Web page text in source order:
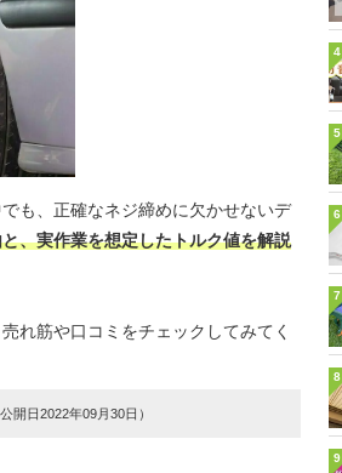
も、正確なネジ締めに欠かせないデ
、実作業を想定したトルク値を解説
れ筋や口コミをチェックしてみてく
開日2022年09月30日）
4
5
6
7
8
9